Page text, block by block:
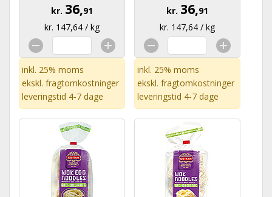
kr. 36,91
kr. 147,64 / kg
inkl. 25% moms
ekskl. fragtomkostninger
leveringstid 4-7 dage
kr. 36,91
kr. 147,64 / kg
inkl. 25% moms
ekskl. fragtomkostninger
leveringstid 4-7 dage